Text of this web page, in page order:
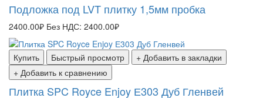
Подложка под LVT плитку 1,5мм пробка
2400.00₽ Без НДС: 2400.00₽
Купить Быстрый просмотр
+ Добавить в закладки
+ Добавить к сравнению
Плитка SPC Royce Enjoy Е303 Дуб Гленвей